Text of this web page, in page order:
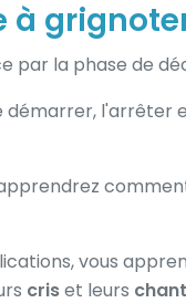
à
par la phase de
démarrer, l'arrêter
vous
criset leurs